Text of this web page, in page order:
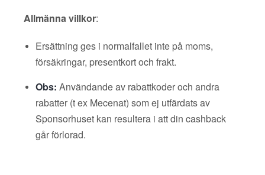
Allmänna villkor:
Ersättning ges i normalfallet inte på moms,
försäkringar, presentkort och frakt.
Obs: Användande av rabattkoder och andra
rabatter (t ex Mecenat) som ej utfärdats av
Sponsorhuset kan resultera i att din cashback
går förlorad.